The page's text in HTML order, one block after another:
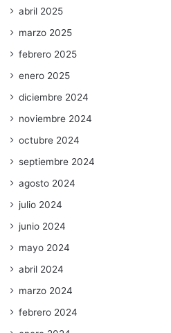
abril 2025
marzo 2025
febrero 2025
enero 2025
diciembre 2024
noviembre 2024
octubre 2024
septiembre 2024
agosto 2024
julio 2024
junio 2024
mayo 2024
abril 2024
marzo 2024
febrero 2024